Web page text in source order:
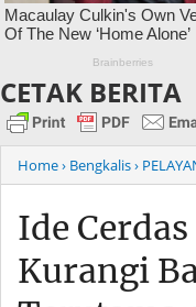
CETAK BERITA
Home› Bengkalis›
Ide
Kurangi